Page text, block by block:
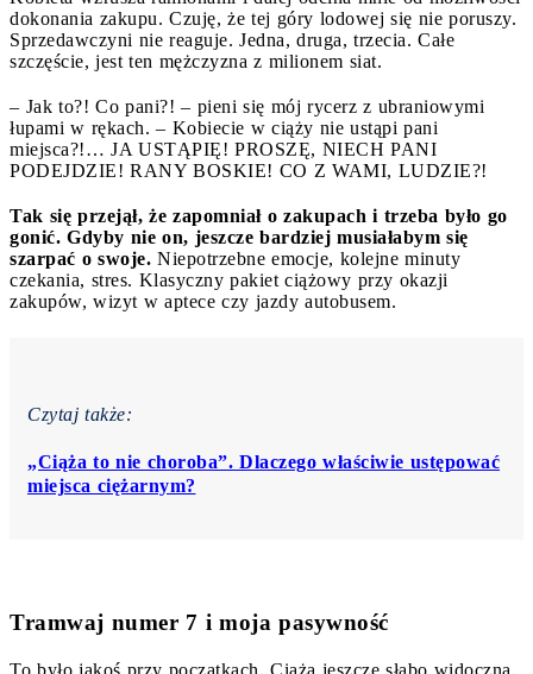
dokonania zakupu. Czuję, że tej góry lodowej się nie poruszy.
Sprzedawczyni nie reaguje. Jedna, druga, trzecia. Całe
szczęście, jest ten mężczyzna z milionem siat.
– Jak to?! Co pani?! – pieni się mój rycerz z ubraniowymi
łupami w rękach. – Kobiecie w ciąży nie ustąpi pani
miejsca?!… JA USTĄPIĘ! PROSZĘ, NIECH PANI
PODEJDZIE! RANY BOSKIE! CO Z WAMI, LUDZIE?!
Tak się przejął, że zapomniał o zakupach i trzeba było go
gonić. Gdyby nie on, jeszcze bardziej musiałabym się
szarpać o swoje. Niepotrzebne emocje, kolejne minuty
czekania, stres. Klasyczny pakiet ciążowy przy okazji
zakupów, wizyt w aptece czy jazdy autobusem.
Czytaj także:
„Ciąża to nie choroba”. Dlaczego właściwie ustępować
miejsca ciężarnym?
Tramwaj numer 7 i moja pasywność
To było jakoś przy początkach. Ciąża jeszcze słabo widoczna,